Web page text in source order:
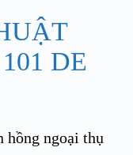
DE
hồng ngoại thụ